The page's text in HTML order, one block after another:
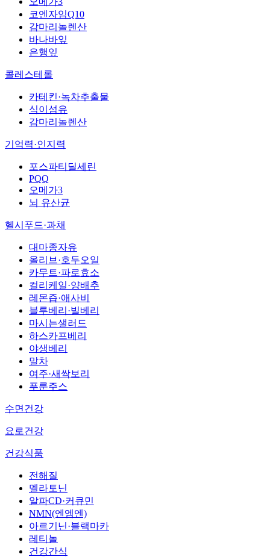
코엔자임Q10
감마리놀렌산
바나바잎
은행잎
콜레스테롤
카테킨·녹차추출물
식이섬유
감마리놀렌산
기억력·인지력
포스파티딜세린
PQQ
오메가3
뇌 유산균
헬시푸드·과채
대마종자유
올리브·호두오일
카무트·파로효소
컬리케일·양배추
레몬즙·애사비
블루베리·빌베리
마시는샐러드
하스카프베리
야생베리
말차
여주·새싹보리
푸룬주스
수면건강
요로건강
건강식품
전해질
멜라토닌
알파CD·커큐민
NMN(엔엠엔)
아르기닌·블랙마카
레티놀
건강간식